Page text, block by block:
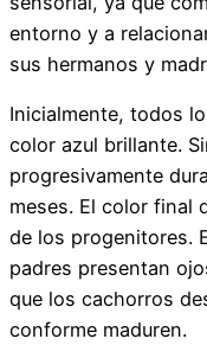
entorno y a
sus hermanos y
Inicialmente, todos
color azul brillante.
progresivamente
meses. El color final
de los progenitores.
padres presentan
que los cachorros
conforme maduren.